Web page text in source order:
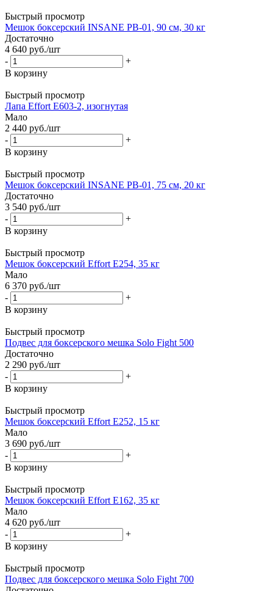
Быстрый просмотр
Мешок боксерский INSANE PB-01, 90 см, 30 кг
Достаточно
4 640 руб./шт
-
+
В корзину
Быстрый просмотр
Лапа Effort E603-2, изогнутая
Мало
2 440 руб./шт
-
+
В корзину
Быстрый просмотр
Мешок боксерский INSANE PB-01, 75 см, 20 кг
Достаточно
3 540 руб./шт
-
+
В корзину
Быстрый просмотр
Мешок боксерский Effort E254, 35 кг
Мало
6 370 руб./шт
-
+
В корзину
Быстрый просмотр
Подвес для боксерского мешка Solo Fight 500
Достаточно
2 290 руб./шт
-
+
В корзину
Быстрый просмотр
Мешок боксерский Effort E252, 15 кг
Мало
3 690 руб./шт
-
+
В корзину
Быстрый просмотр
Мешок боксерский Effort E162, 35 кг
Мало
4 620 руб./шт
-
+
В корзину
Быстрый просмотр
Подвес для боксерского мешка Solo Fight 700